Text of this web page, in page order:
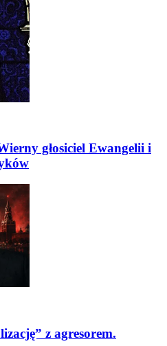
głosiciel Ewangelii i
z agresorem.